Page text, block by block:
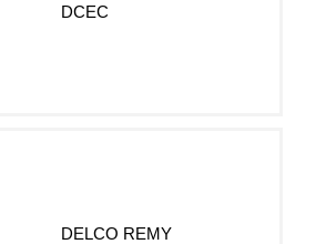
DCEC
DELCO REMY